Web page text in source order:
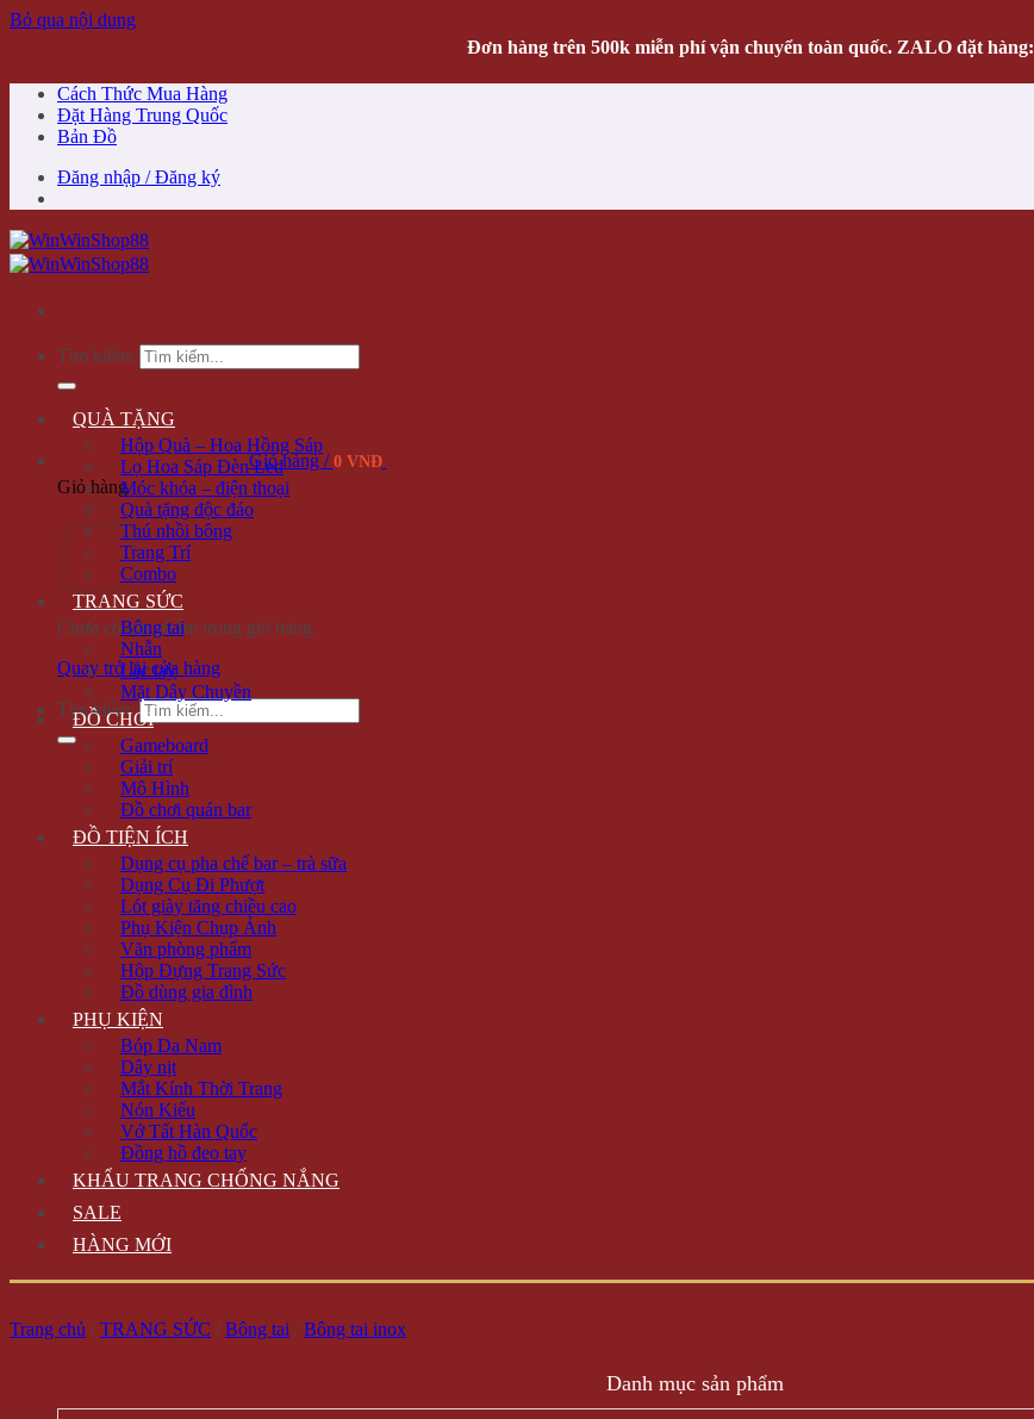
Bỏ qua nội dung
Đơn hàng trên 500k miễn phí vận chuyển toàn quốc. ZALO đặt hàng:
Cách Thức Mua Hàng
Đặt Hàng Trung Quốc
Bản Đồ
Đăng nhập / Đăng ký
Tìm kiếm:
Giỏ hàng / 0 VNĐ
Giỏ hàng
Chưa có sản phẩm trong giỏ hàng.
Quay trở lại cửa hàng
Tìm kiếm:
QUÀ TẶNG
Hộp Quà – Hoa Hồng Sáp
Lọ Hoa Sáp Đèn Led
Móc khóa – điện thoại
Quà tặng độc đáo
Thú nhồi bông
Trang Trí
Combo
TRANG SỨC
Bông tai
Nhẫn
Lắc tay
Mặt Dây Chuyền
ĐỒ CHƠI
Gameboard
Giải trí
Mô Hình
Đồ chơi quán bar
ĐỒ TIỆN ÍCH
Dụng cụ pha chế bar – trà sữa
Dụng Cụ Đi Phượt
Lót giày tăng chiều cao
Phụ Kiện Chụp Ảnh
Văn phòng phẩm
Hộp Đựng Trang Sức
Đồ dùng gia đình
PHỤ KIỆN
Bóp Da Nam
Dây nịt
Mắt Kính Thời Trang
Nón Kiểu
Vớ Tất Hàn Quốc
Đồng hồ đeo tay
KHẨU TRANG CHỐNG NẮNG
SALE
HÀNG MỚI
Trang chủ / TRANG SỨC / Bông tai / Bông tai inox
Danh mục sản phẩm